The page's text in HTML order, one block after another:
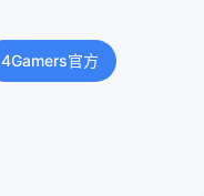
4Gamers官方